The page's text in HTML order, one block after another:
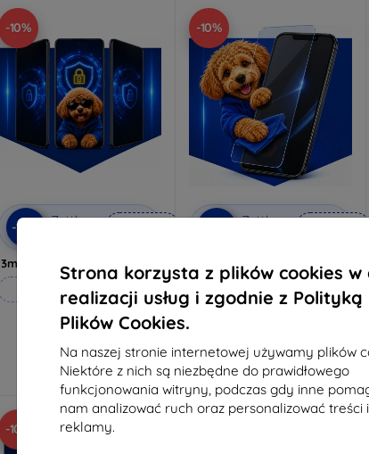
Strona korzysta z plików cookies w
realizacji usług i zgodnie z Polityką
Plików Cookies.
Na naszej stronie internetowej używamy plików
Niektóre z nich są niezbędne do prawidłowego
funkcjonowania witryny, podczas gdy inne
nam analizować ruch oraz personalizować treści i
reklamy.
-10%
-10%
Zniżka z
3mk Privacy szkło ochronne
Wykonane na miarę
81,91 zł
73,71 zł
Na stanie: 3 szt.
-10%
Zniżka z
3mk Anti-Shock szkło
ochronne
Wykonane na miarę
58,40 zł
Na stanie: > 5 szt.
-10%